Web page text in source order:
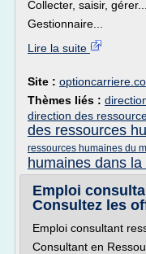
Collecter, saisir, gérer...
Gestionnaire...
Lire la suite
Site :
Thèmes liés :
direction des
des ressources
ressources humaines du
humaines dans
Emploi
Consultez les
Emploi consultant
Consultant en